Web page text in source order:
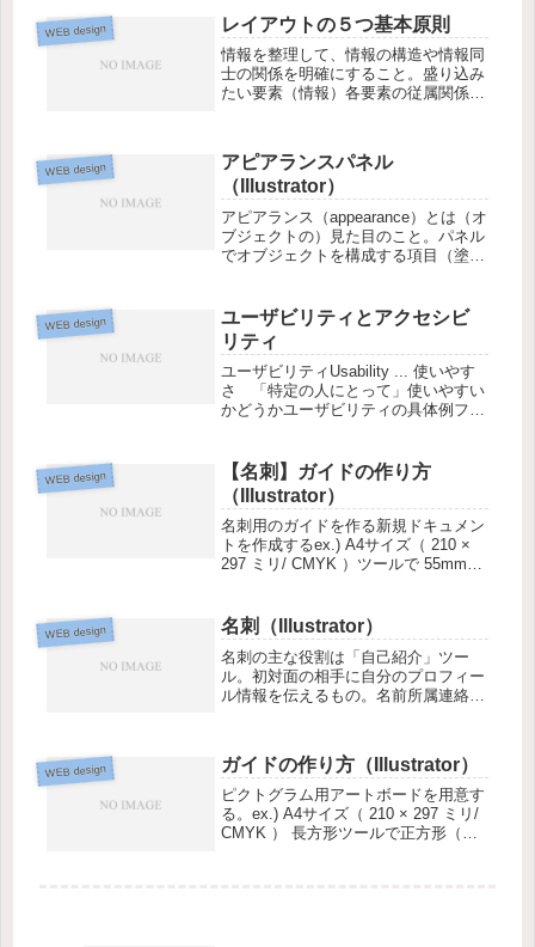
WEB design レイアウトの５つ基本原則
情報を整理して、情報の構造や情報同
士の関係を明確にすること。盛り込み
たい要素（情報）各要素の従属関係
接（Proximity）関連づける要素を近
づけてグループ化することで...
WEB design
アピアランスパネル
（Illustrator）
アピアランス（appearance）とは（オ
ブジェクトの）見た目のこと。パネル
でオブジェクトを構成する項目（塗
ルに設定が残る。メニューバー）ウィ
ンドウ＞アピアランス表示/非...
WEB design
ユーザビリティとアクセシビ
リティ
ユーザビリティUsability ... 使いやす
さ 「特定の人にとって」使いやすい
かどうかユーザビリティの具体例ファ
囲のこと。企業ロゴメインビジュアル
グローバルナビゲーシ...
WEB design
【名刺】ガイドの作り方
（Illustrator）
名刺用のガイドを作る新規ドキュメン
トを作成するex.) A4サイズ（ 210 ×
297 ミリ/ CMYK ）ツールで 55mm
ト＞トリムマークの作成※ 2. で作っ
た...
WEB design 名刺（Illustrator）
名刺の主な役割は「自己紹介」ツー
ル。初対面の相手に自分のプロフィー
ル情報を伝えるもの。名前所属連絡先
フォントと黒一色で考えてみるはじめ
に）ガイドを作成するまずはガイド
を...
WEB design ガイドの作り方（Illustrator）
ピクトグラム用アートボードを用意す
る。ex.) A4サイズ（ 210 × 297 ミリ/
CMYK ） 長方形ツールで正方形（線